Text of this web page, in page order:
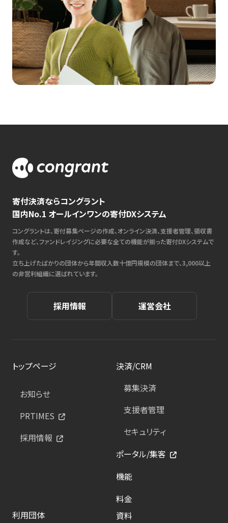
寄付決済ならコングラント
国内No.1 オールインワンの寄付DXシステム
コングラントは、寄付募集ページの作成、オンライン決済、支援者管理、領収書
作成など、ファンドレイジングに必要な全ての機能が揃った寄付DXシステムで
す。
立ち上げたばかりの団体から年間収入数十億円規模の団体まで、3,000以上
の非営利組織に選ばれています。
採用情報 運営会社
トップページ
お知らせ
PRTIMES
採用情報
決済/CRM
募集決済
支援者管理
セキュリティ
ポータル/集客
機能
料金
利用団体
資料